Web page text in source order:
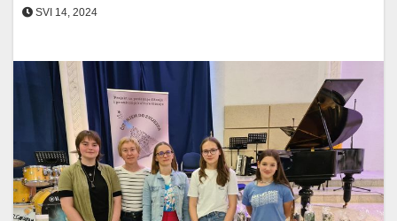
SVI 14, 2024